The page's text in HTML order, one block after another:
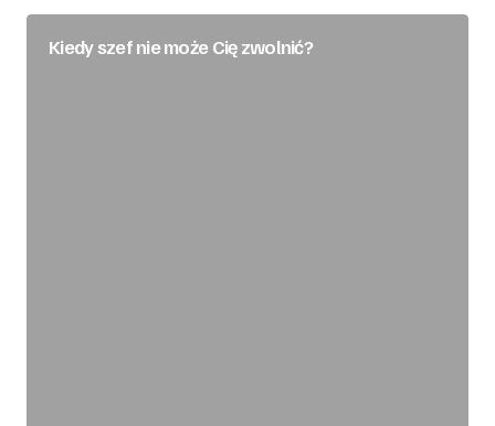
Kiedy szef nie może Cię zwolnić?